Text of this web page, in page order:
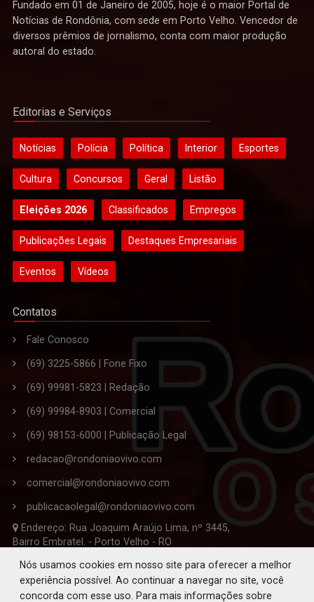
Fundado em 01 de Janeiro de 2005, hoje é o maior Portal de
Notícias de Rondônia, com sede em Porto Velho. Vencedor de
diversos prêmios de jornalismo, conta com maior produção
autoral do estado.
Editorias e Serviços
Notícias Polícia Política Interior Esportes
Cultura Concursos Geral Listão
Eleições 2026 Classificados Empregos
Publicações Legais Destaques Empresariais
Eventos Vídeos
Contatos
Fale Conosco
(69) 3225-5866 | Fone Fixo
(69) 99981-5823 | Redação
(69) 99984-8903 | Comercial
(69) 98153-6000 | Publicação Legal
redacao@rondoniaovivo.com
comercial@rondoniaovivo.com
publicacaolegal@rondoniaovivo.com
Endereço: Rua Joaquim Araújo Lima, nº 3445,
Bairro Embratel. - Porto Velho - RO
Editor-Chefe da Redação: Solano de Souza Ferreira
Jornalista Responsável: Paulo Andreoli
Nós usamos cookies em nosso site para oferecer a melhor
experiência possível. Ao continuar a navegar no site, você
concorda com esse uso. Para mais informações sobre